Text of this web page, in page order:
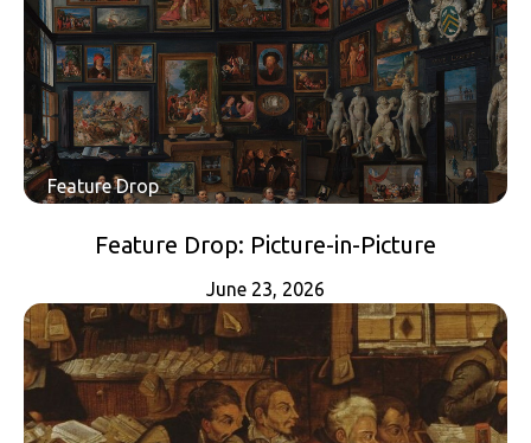
Feature Drop
Feature Drop: Picture-in-Picture
June 23, 2026